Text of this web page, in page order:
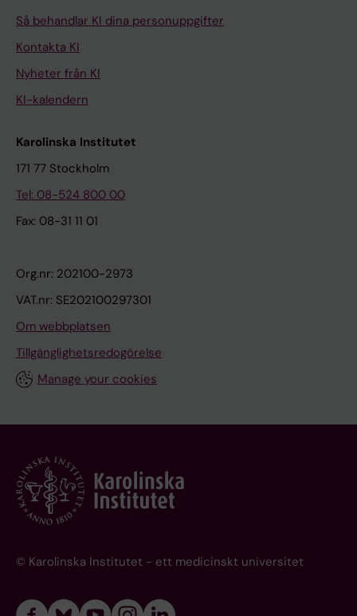
Så behandlar KI dina personuppgifter
Kontakta KI
Nyheter från KI
KI-kalendern
Karolinska Institutet
171 77 Stockholm
Tel: 08-524 800 00
Fax: 08-31 11 01
Org.nr: 202100-2973
VAT.nr: SE202100297301
Om webbplatsen
Tillgänglighetsredogörelse
Manage your cookies
© Karolinska Institutet - ett medicinskt universitet